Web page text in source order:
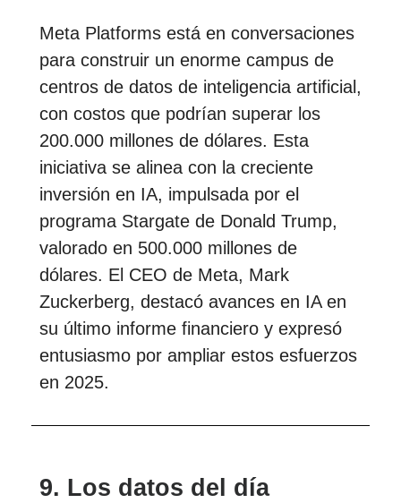
Meta Platforms está en conversaciones
para construir un enorme campus de
centros de datos de inteligencia artificial,
con costos que podrían superar los
200.000 millones de dólares. Esta
iniciativa se alinea con la creciente
inversión en IA, impulsada por el
programa Stargate de Donald Trump,
valorado en 500.000 millones de
dólares. El CEO de Meta, Mark
Zuckerberg, destacó avances en IA en
su último informe financiero y expresó
entusiasmo por ampliar estos esfuerzos
en 2025.
9. Los datos del día